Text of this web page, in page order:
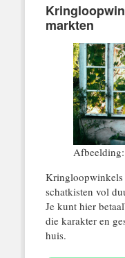
markten
Kringloopwinkels
schatkisten vol
Je kunt hier
die karakter en
huis.